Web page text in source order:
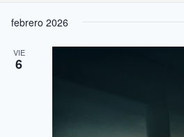
la
febrero 2026
VIE
6